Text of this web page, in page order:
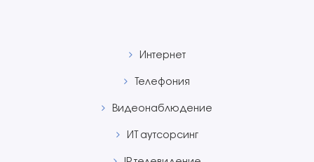
Интернет
Телефония
Видеонаблюдение
ИТ aутсорсинг